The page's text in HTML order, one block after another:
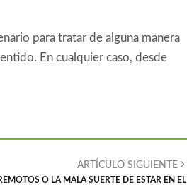
para tratar de alguna manera
En cualquier caso, desde
ARTÍCULO SIGUIENTE
O LA MALA SUERTE DE ESTAR EN EL